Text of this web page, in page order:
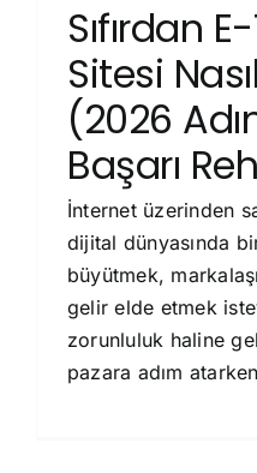
Sıfırdan
Sitesi
(2026
Başarı
İnternet üzerinden
dijital dünyasında
büyütmek,
gelir elde etmek
zorunluluk haline
pazara adım